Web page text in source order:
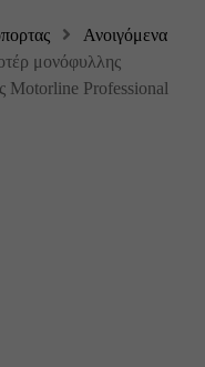
Ανοιγόμενα
μονόφυλλης
Motorline Professional